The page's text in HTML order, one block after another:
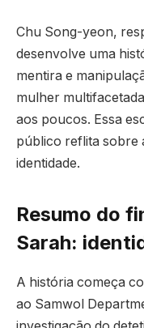
Chu Song-yeon,
desenvolve uma
mentira e
mulher
aos poucos. Essa
público reflita sobre
identidade.
Resumo do
Sarah:
A história começa
ao Samwol